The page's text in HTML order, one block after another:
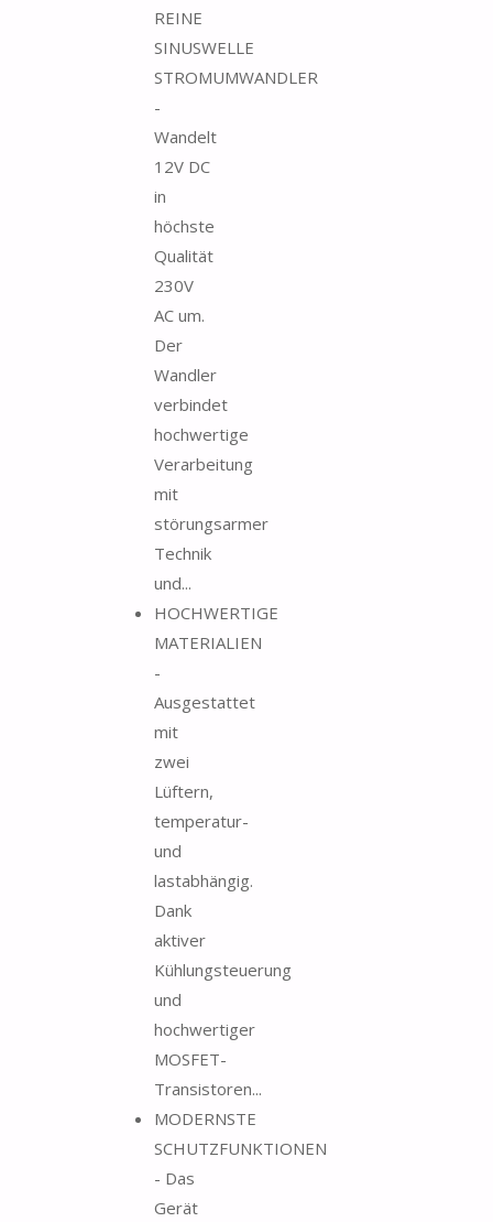
REINE
SINUSWELLE
STROMUMWANDLER
-
Wandelt
12V DC
in
höchste
Qualität
230V
AC um.
Der
Wandler
verbindet
hochwertige
Verarbeitung
mit
störungsarmer
Technik
und...
HOCHWERTIGE
MATERIALIEN
-
Ausgestattet
mit
zwei
Lüftern,
temperatur-
und
lastabhängig.
Dank
aktiver
Kühlungsteuerung
und
hochwertiger
MOSFET-
Transistoren...
MODERNSTE
SCHUTZFUNKTIONEN
- Das
Gerät